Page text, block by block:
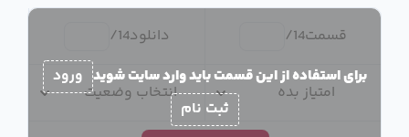
قسمت14
/ دانلود14
/
امتیاز بده انتخاب وضعیت
برای استفاده از این قسمت باید وارد سایت شوید ورود
ثبت نام